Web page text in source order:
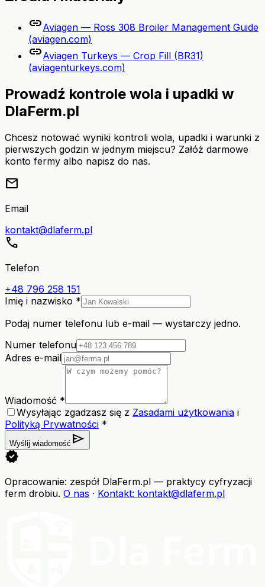
linkAviagen — Ross 308 Broiler Management Guide
(aviagen.com)
linkAviagen Turkeys — Crop Fill (BR31)
(aviagenturkeys.com)
Prowadź kontrole wola i upadki w
DlaFerm.pl
Chcesz notować wyniki kontroli wola, upadki i warunki z
pierwszych godzin w jednym miejscu? Załóż darmowe
konto fermy albo napisz do nas.
mail
Email
kontakt@dlaferm.pl
call
Telefon
+48 796 258 151
Imię i nazwisko *
Podaj numer telefonu lub e-mail — wystarczy jedno.
Numer telefonu
Adres e-mail
Wiadomość *
Wysyłając zgadzasz się z Zasadami użytkowania i
Polityką Prywatności *
Wyślij wiadomość send
verified
Opracowanie: zespół DlaFerm.pl — praktycy cyfryzacji
ferm drobiu. O nas · Kontakt: kontakt@dlaferm.pl